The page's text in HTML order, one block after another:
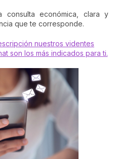
consulta económica, clara y
que te corresponde.
nuestros videntes
son los más indicados para ti.